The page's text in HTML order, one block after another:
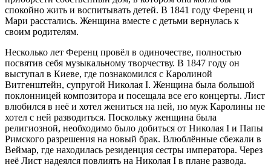
спокойно жить и воспитывать детей. В 1841 году Ференц и
Мари расстались. Женщина вместе с детьми вернулась к
своим родителям.
Несколько лет Ференц провёл в одиночестве, полностью
посвятив себя музыкальному творчеству. В 1847 году он
выступал в Киеве, где познакомился с Каролиной
Витгенштейн, супругой Николая I. Женщина была большой
поклонницей композитора и посещала все его концерты. Лист
влюбился в неё и хотел жениться на ней, но муж Каролины не
хотел с ней разводиться. Поскольку женщина была
религиозной, необходимо было добиться от Николая I и Папы
Римского разрешения на новый брак. Влюблённые сбежали в
Веймар, где находилась резиденция сестры императора. Через
неё Лист надеялся повлиять на Николая I в плане развода.